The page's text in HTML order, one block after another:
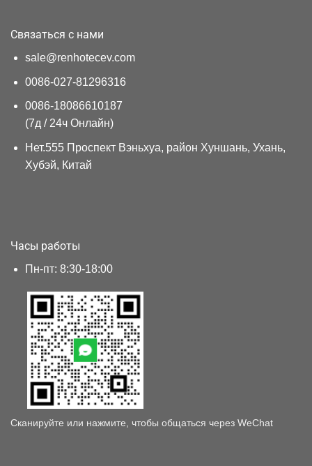
Связаться с нами
sale@renhotecev.com
0086-027-81296316
0086-18086610187
(7д / 24ч Онлайн)
Нет.555 Проспект Вэньхуа, район Хуншань, Ухань,
Хубэй, Китай
Часы работы
Пн-пт: 8:30-18:00
Сканируйте или нажмите, чтобы общаться через WeChat